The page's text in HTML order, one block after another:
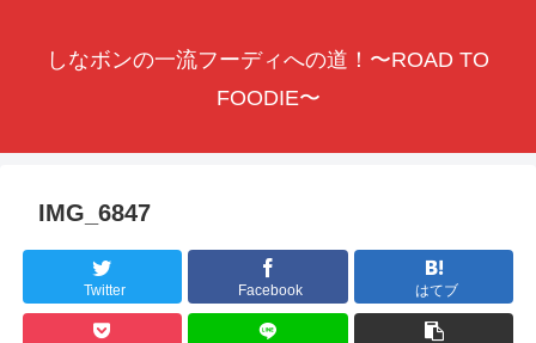
しなボンの一流フーディへの道！〜ROAD TO
FOODIE〜
IMG_6847
Twitter Facebook はてブ